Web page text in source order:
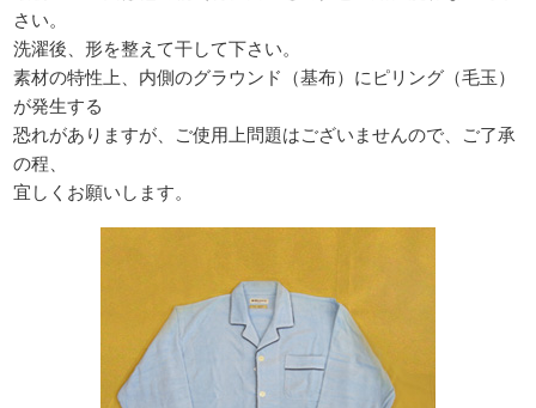
さい。
洗濯後、形を整えて干して下さい。
素材の特性上、内側のグラウンド（基布）にピリング（毛玉）
が発生する
恐れがありますが、ご使用上問題はございませんので、ご了承
の程、
宜しくお願いします。